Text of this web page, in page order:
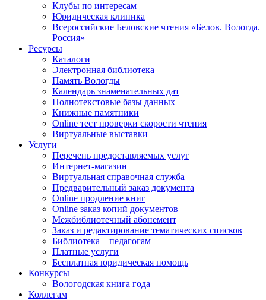
Клубы по интересам
Юридическая клиника
Всероссийские Беловские чтения «Белов. Вологда.
Россия»
Ресурсы
Каталоги
Электронная библиотека
Память Вологды
Календарь знаменательных дат
Полнотекстовые базы данных
Книжные памятники
Online тест проверки скорости чтения
Виртуальные выставки
Услуги
Перечень предоставляемых услуг
Интернет-магазин
Виртуальная справочная служба
Предварительный заказ документа
Online продление книг
Online заказ копий документов
Межбиблиотечный абонемент
Заказ и редактирование тематических списков
Библиотека – педагогам
Платные услуги
Бесплатная юридическая помощь
Конкурсы
Вологодская книга года
Коллегам